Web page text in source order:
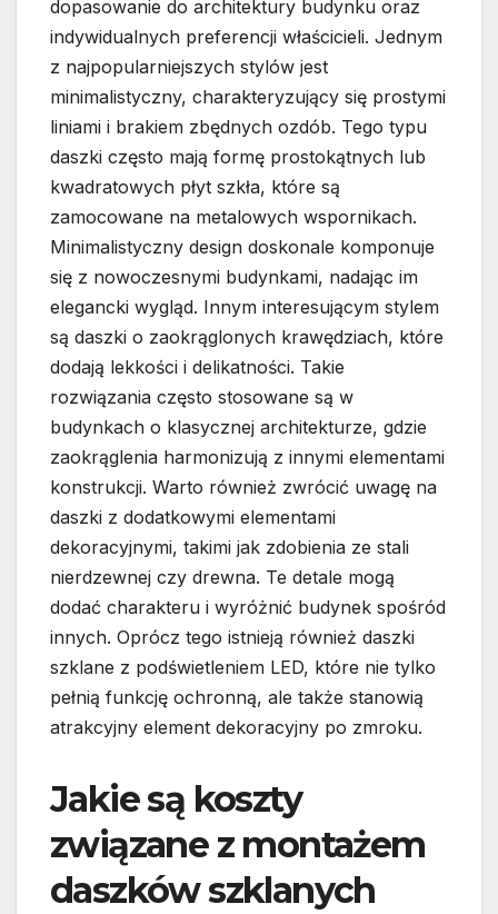
dopasowanie do architektury budynku oraz
indywidualnych preferencji właścicieli. Jednym
z najpopularniejszych stylów jest
minimalistyczny, charakteryzujący się prostymi
liniami i brakiem zbędnych ozdób. Tego typu
daszki często mają formę prostokątnych lub
kwadratowych płyt szkła, które są
zamocowane na metalowych wspornikach.
Minimalistyczny design doskonale komponuje
się z nowoczesnymi budynkami, nadając im
elegancki wygląd. Innym interesującym stylem
są daszki o zaokrąglonych krawędziach, które
dodają lekkości i delikatności. Takie
rozwiązania często stosowane są w
budynkach o klasycznej architekturze, gdzie
zaokrąglenia harmonizują z innymi elementami
konstrukcji. Warto również zwrócić uwagę na
daszki z dodatkowymi elementami
dekoracyjnymi, takimi jak zdobienia ze stali
nierdzewnej czy drewna. Te detale mogą
dodać charakteru i wyróżnić budynek spośród
innych. Oprócz tego istnieją również daszki
szklane z podświetleniem LED, które nie tylko
pełnią funkcję ochronną, ale także stanowią
atrakcyjny element dekoracyjny po zmroku.
Jakie są koszty
związane z montażem
daszków szklanych